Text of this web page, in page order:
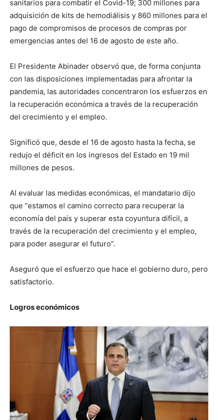
sanitarios para combatir el Covid-19; 300 millones para
adquisición de kits de hemodiálisis y 860 millones para el
pago de compromisos de procesos de compras por
emergencias antes del 16 de agosto de este año.
El Presidente Abinader observó que, de forma conjunta
con las disposiciones implementadas para afrontar la
pandemia, las autoridades concentraron los esfuerzos en
la recuperación económica a través de la recuperación
del crecimiento y el empleo.
Significó que, desde el 16 de agosto hasta la fecha, se
redujo el déficit en los ingresos del Estado en 19 mil
millones de pesos.
Al evaluar las medidas económicas, el mandatario dijo
que “estamos el camino correcto para recuperar la
economía del país y superar esta coyuntura difícil, a
través de la recuperación del crecimiento y el empleo,
para poder asegurar el futuro”.
Aseguró que el esfuerzo que hace el gobierno duro, pero
satisfactorio.
Logros económicos